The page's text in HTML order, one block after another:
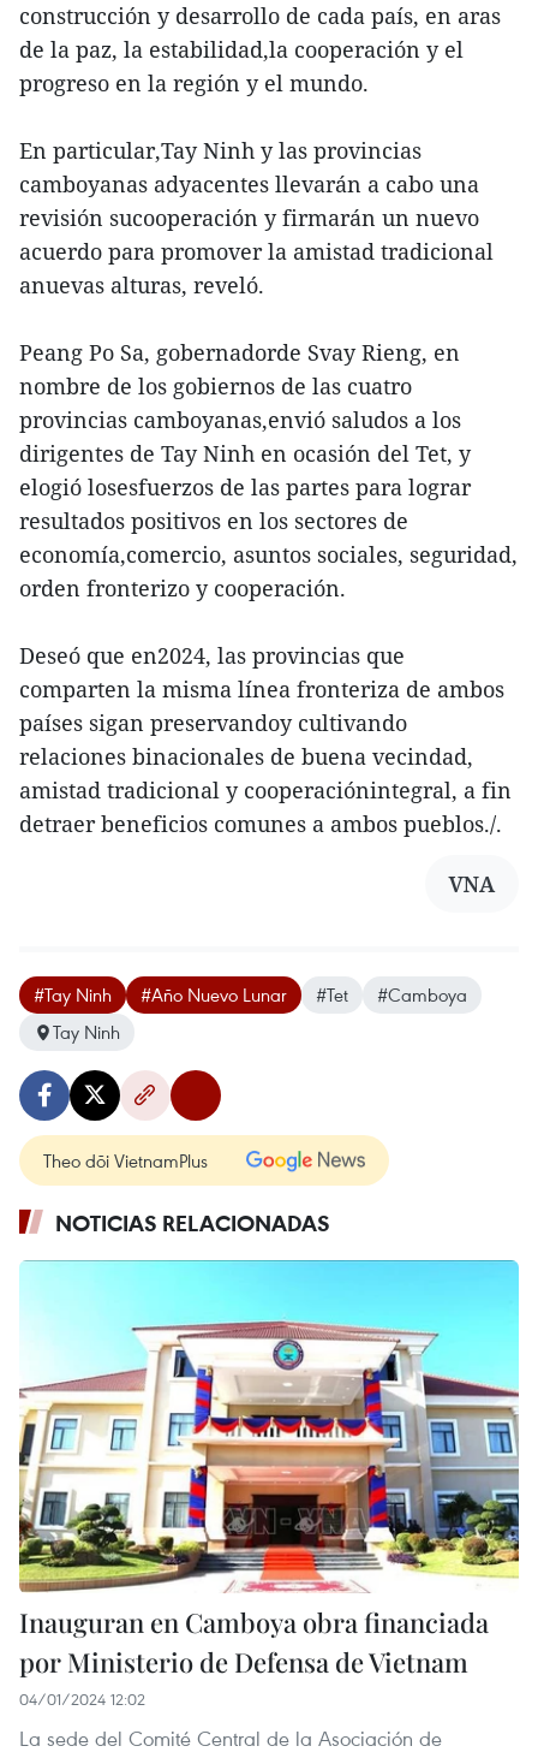
construcción y desarrollo de cada país, en aras
de la paz, la estabilidad,la cooperación y el
progreso en la región y el mundo.
En particular,Tay Ninh y las provincias
camboyanas adyacentes llevarán a cabo una
revisión sucooperación y firmarán un nuevo
acuerdo para promover la amistad tradicional
anuevas alturas, reveló.
Peang Po Sa, gobernadorde Svay Rieng, en
nombre de los gobiernos de las cuatro
provincias camboyanas,envió saludos a los
dirigentes de Tay Ninh en ocasión del Tet, y
elogió losesfuerzos de las partes para lograr
resultados positivos en los sectores de
economía,comercio, asuntos sociales, seguridad,
orden fronterizo y cooperación.
Deseó que en2024, las provincias que
comparten la misma línea fronteriza de ambos
países sigan preservandoy cultivando
relaciones binacionales de buena vecindad,
amistad tradicional y cooperaciónintegral, a fin
detraer beneficios comunes a ambos pueblos./.
VNA
#Tay Ninh #Año Nuevo Lunar #Tet
#Camboya
Tay Ninh
Theo dõi VietnamPlus
NOTICIAS RELACIONADAS
Inauguran en Camboya obra financiada
por Ministerio de Defensa de Vietnam
04/01/2024 12:02
La sede del Comité Central de la Asociación de